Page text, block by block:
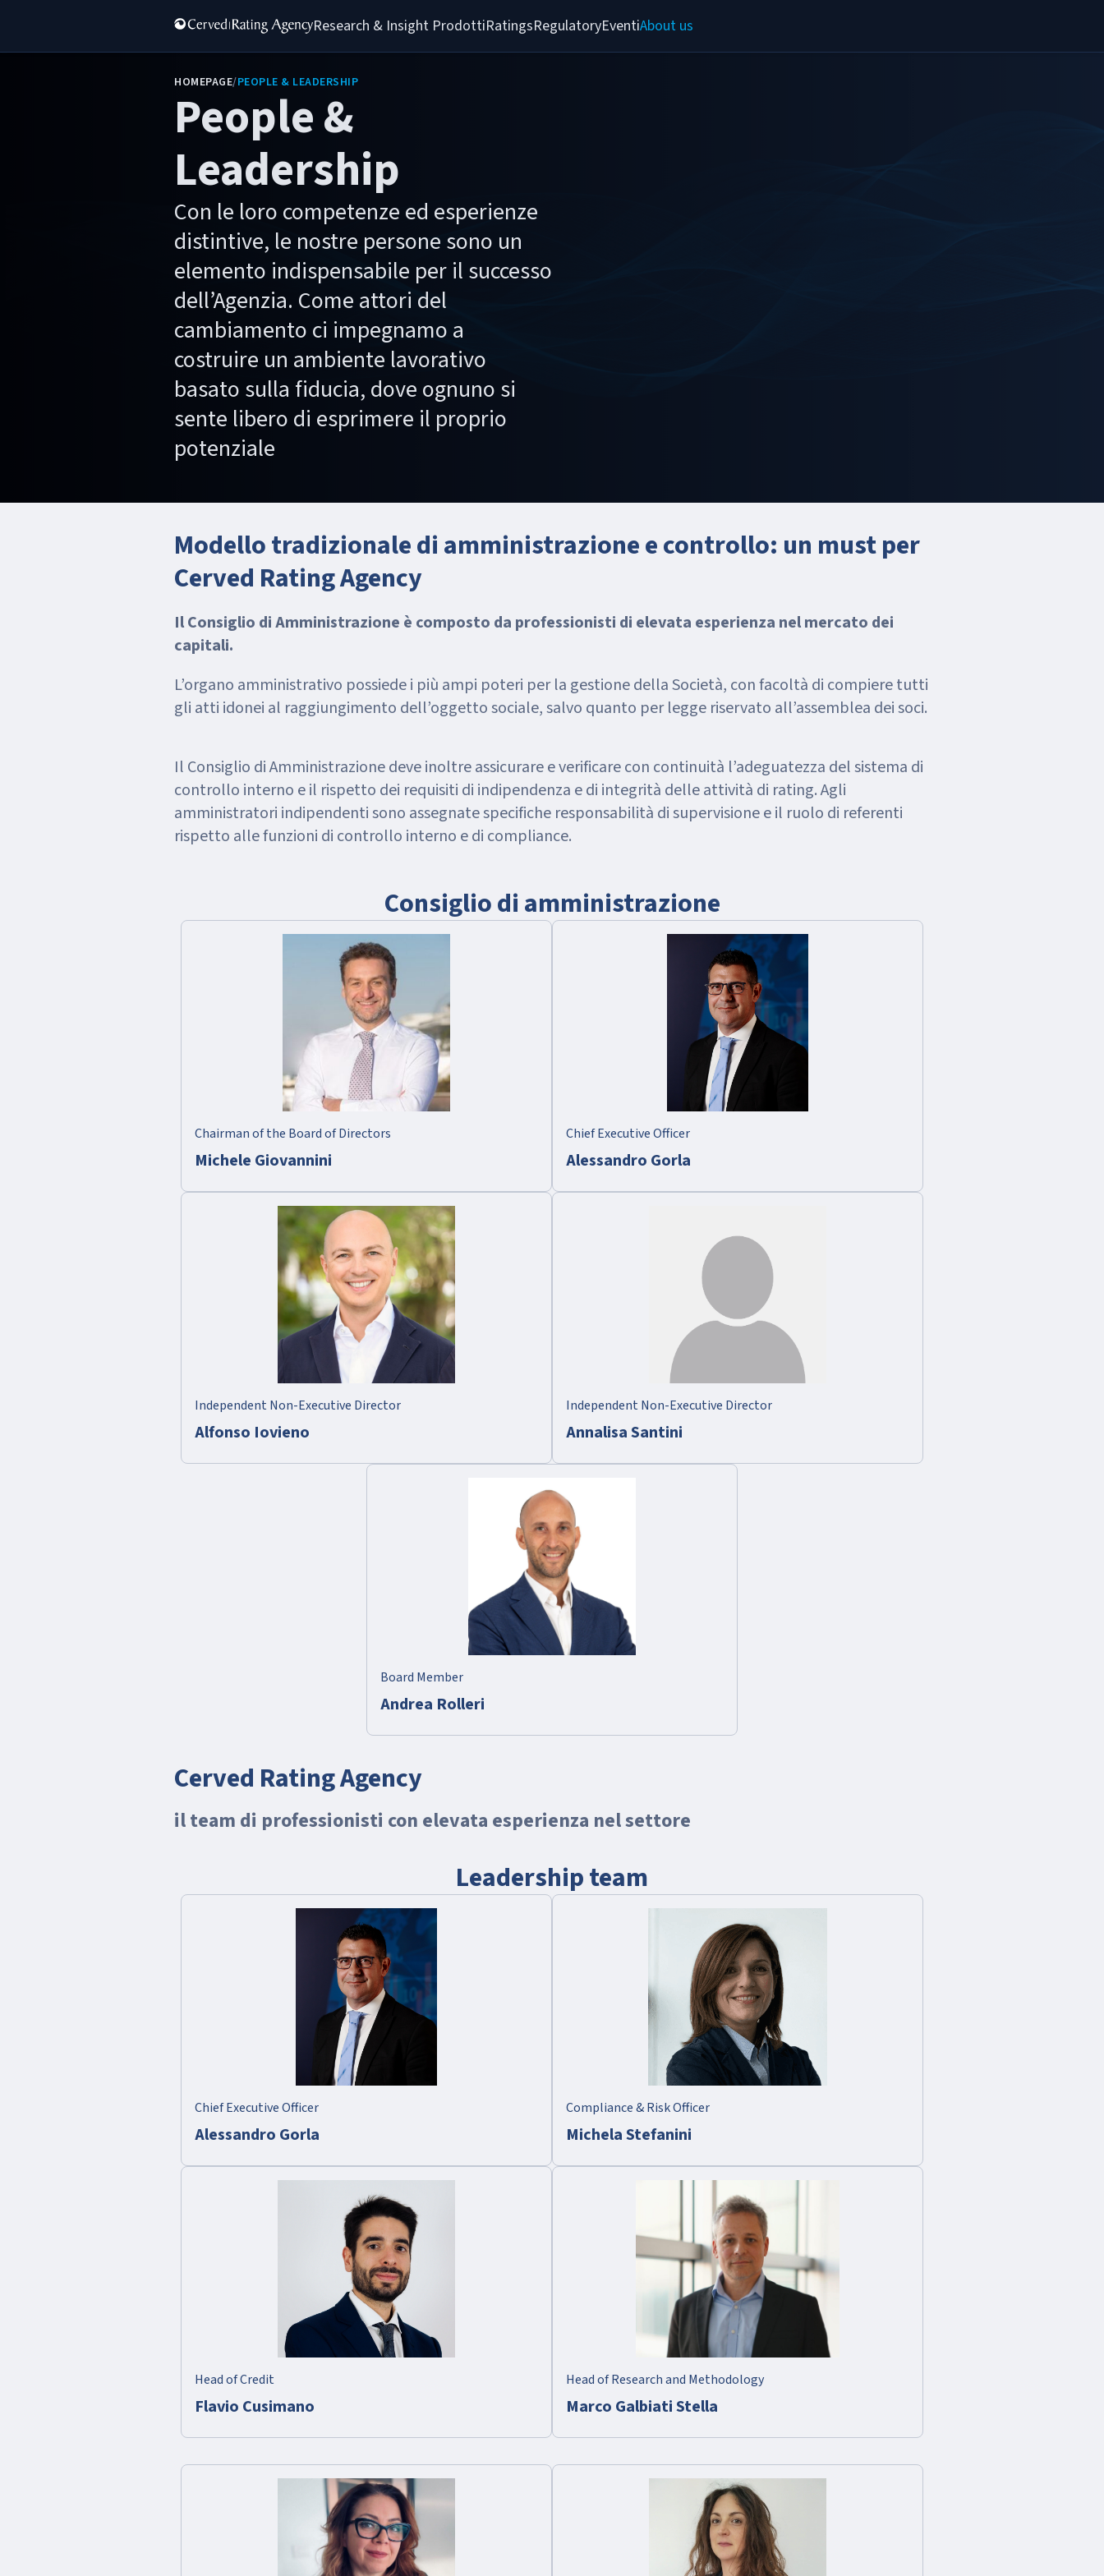
Research & Insight ProdottiRatingsRegulatoryEventiAbout us
HOMEPAGE/PEOPLE & LEADERSHIP
People &
Leadership
Con le loro competenze ed esperienze
distintive, le nostre persone sono un
elemento indispensabile per il successo
dell’Agenzia. Come attori del
cambiamento ci impegnamo a
costruire un ambiente lavorativo
basato sulla fiducia, dove ognuno si
sente libero di esprimere il proprio
potenziale
Modello tradizionale di amministrazione e controllo: un must per
Cerved Rating Agency
Il Consiglio di Amministrazione è composto da professionisti di elevata esperienza nel mercato dei
capitali.
L’organo amministrativo possiede i più ampi poteri per la gestione della Società, con facoltà di compiere tutti
gli atti idonei al raggiungimento dell’oggetto sociale, salvo quanto per legge riservato all’assemblea dei soci.
Il Consiglio di Amministrazione deve inoltre assicurare e verificare con continuità l’adeguatezza del sistema di
controllo interno e il rispetto dei requisiti di indipendenza e di integrità delle attività di rating. Agli
amministratori indipendenti sono assegnate specifiche responsabilità di supervisione e il ruolo di referenti
rispetto alle funzioni di controllo interno e di compliance.
Consiglio di amministrazione
Chairman of the Board of Directors
Michele Giovannini
Chief Executive Officer
Alessandro Gorla
Independent Non-Executive Director
Alfonso Iovieno
Independent Non-Executive Director
Annalisa Santini
Board Member
Andrea Rolleri
Cerved Rating Agency
il team di professionisti con elevata esperienza nel settore
Leadership team
Chief Executive Officer
Alessandro Gorla
Compliance & Risk Officer
Michela Stefanini
Head of Credit
Flavio Cusimano
Head of Research and Methodology
Marco Galbiati Stella